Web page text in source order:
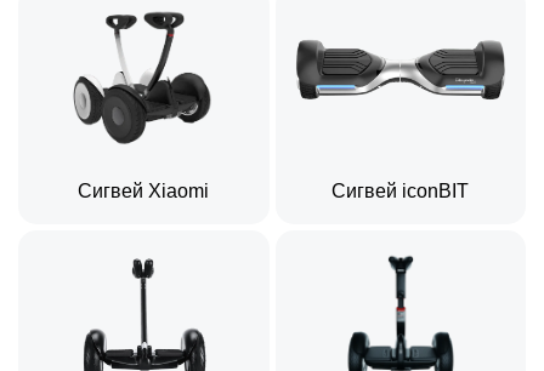
Сигвей Xiaomi Сигвей iconBIT